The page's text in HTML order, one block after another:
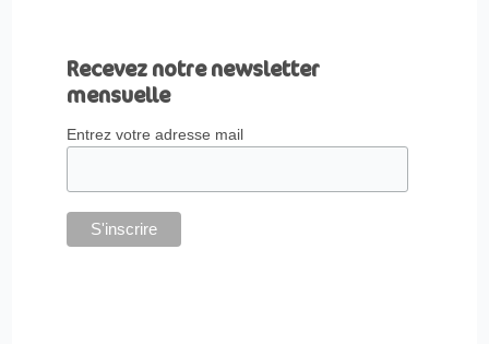
Recevez notre newsletter
mensuelle
Entrez votre adresse mail